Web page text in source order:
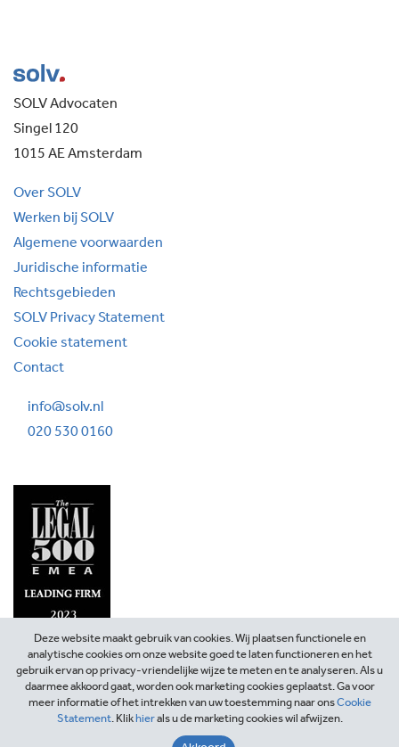
SOLV Advocaten
Singel 120
1015 AE Amsterdam
Over SOLV
Werken bij SOLV
Algemene voorwaarden
Juridische informatie
Rechtsgebieden
SOLV Privacy Statement
Cookie statement
Contact
info@solv.nl
020 530 0160
Deze website maakt gebruik van cookies. Wij plaatsen functionele en
analytische cookies om onze website goed te laten functioneren en het
gebruik ervan op privacy-vriendelijke wijze te meten en te analyseren. Als u
daarmee akkoord gaat, worden ook marketing cookies geplaatst. Ga voor
meer informatie of het intrekken van uw toestemming naar onsCookie
Statement. Klikhierals u de marketing cookies wil afwijzen.